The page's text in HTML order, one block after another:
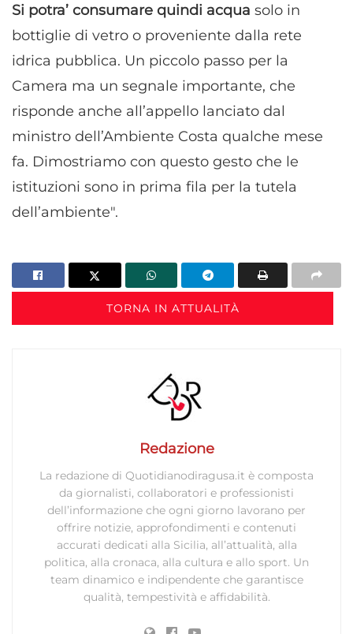
Si potra’ consumare quindi acqua solo in
bottiglie di vetro o proveniente dalla rete
idrica pubblica. Un piccolo passo per la
Camera ma un segnale importante, che
risponde anche all’appello lanciato dal
ministro dell’Ambiente Costa qualche mese
fa. Dimostriamo con questo gesto che le
istituzioni sono in prima fila per la tutela
dell’ambiente".
TORNA IN ATTUALITÀ
Redazione
La redazione di Quotidianodiragusa.it è composta
da giornalisti, collaboratori e professionisti
dell’informazione che ogni giorno lavorano per
offrire notizie, approfondimenti e contenuti
accurati dedicati alla Sicilia, all’attualità, alla
politica, alla cronaca, alla cultura e allo sport. Un
team dinamico e indipendente che garantisce
qualità, tempestività e affidabilità.